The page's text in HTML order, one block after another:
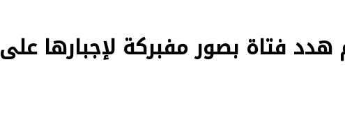
فتاة بصور مفبركة لإجبارها على